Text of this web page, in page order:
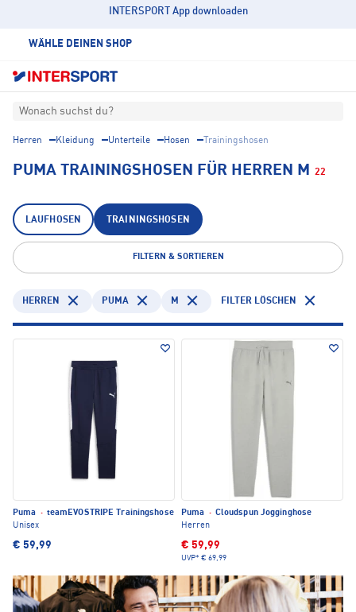
INTERSPORT App downloaden
WÄHLE DEINEN SHOP
Wonach suchst du?
Herren Kleidung Unterteile Hosen Trainingshosen
PUMA TRAININGSHOSEN FÜR HERREN M 22
LAUFHOSEN TRAININGSHOSEN
FILTERN & SORTIEREN
HERREN PUMA M FILTER LÖSCHEN
Puma · teamEVOSTRIPE Trainingshose
Unisex
€ 59,99
Puma · Cloudspun Jogginghose
Herren
€ 59,99
UVP* € 69,99